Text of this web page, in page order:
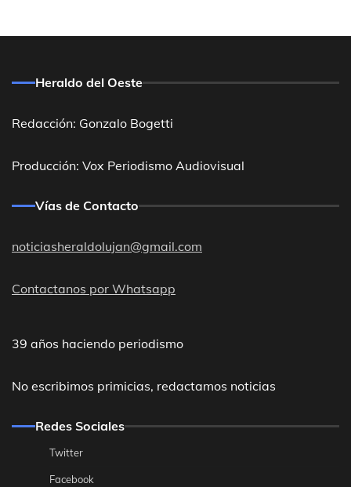
Heraldo del Oeste
Redacción: Gonzalo Bogetti
Producción: Vox Periodismo Audiovisual
Vías de Contacto
noticiasheraldolujan@gmail.com
Contactanos por Whatsapp
39 años haciendo periodismo
No escribimos primicias, redactamos noticias
Redes Sociales
Twitter
Facebook